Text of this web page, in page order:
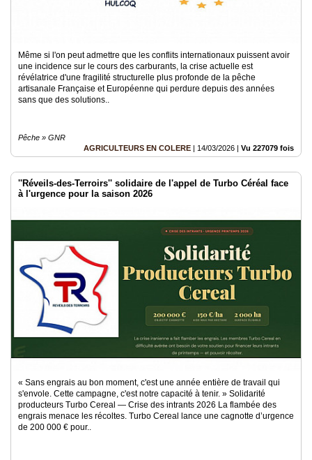
Même si l'on peut admettre que les conflits internationaux puissent avoir
une incidence sur le cours des carburants, la crise actuelle est
révélatrice d'une fragilité structurelle plus profonde de la pêche
artisanale Française et Européenne qui perdure depuis des années
sans que des solutions..
Pêche » GNR
AGRICULTEURS EN COLERE | 14/03/2026 | Vu 227079 fois
''Réveils-des-Terroirs'' solidaire de l'appel de Turbo Céréal face
à l'urgence pour la saison 2026
« Sans engrais au bon moment, c'est une année entière de travail qui
s'envole. Cette campagne, c'est notre capacité à tenir. » Solidarité
producteurs Turbo Cereal — Crise des intrants 2026 La flambée des
engrais menace les récoltes. Turbo Cereal lance une cagnotte d’urgence
de 200 000 € pour..